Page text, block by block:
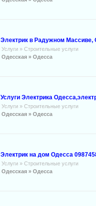
Электрик в Радужном Массиве,
Услуги » Строительные услуги
Одесская » Одесса
Услуги Электрика
Услуги » Строительные услуги
Одесская » Одесса
Электрик на дом Одесса
Услуги » Строительные услуги
Одесская » Одесса